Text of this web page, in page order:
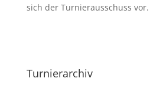
sich der Turnierausschuss vor.
Turnierarchiv